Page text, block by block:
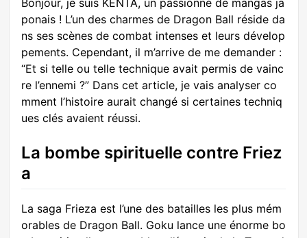
Bonjour, je suis KENTA, un passionné de mangas ja
ponais ! L’un des charmes de Dragon Ball réside da
ns ses scènes de combat intenses et leurs dévelop
pements. Cependant, il m’arrive de me demander :
“Et si telle ou telle technique avait permis de vainc
re l’ennemi ?” Dans cet article, je vais analyser co
mment l’histoire aurait changé si certaines techniq
ues clés avaient réussi.
La bombe spirituelle contre Friez
a
La saga Frieza est l’une des batailles les plus mém
orables de Dragon Ball. Goku lance une énorme bo